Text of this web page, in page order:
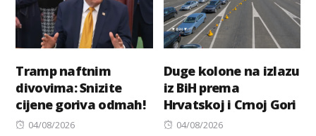
Tramp naftnim
divovima: Snizite
cijene goriva odmah!
Posted
04/08/2026
Duge kolone na izlazu
iz BiH prema
Hrvatskoj i Crnoj Gori
Posted
04/08/2026